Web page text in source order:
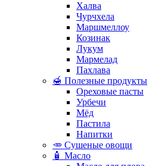
Халва
Чурчхела
Маршмеллоу
Козинак
Лукум
Мармелад
Пахлава
🍯 Полезные продукты
Ореховые пасты
Урбечи
Мёд
Пастила
Напитки
🥕 Сушеные овощи
🧴 Масло